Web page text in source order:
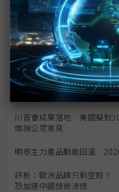
裕隆國產、外銷同步並進
心競爭力與轉型
茂林加速東南亞布局 越南
畫隨後上
川普關稅再退款206億美元
龍數字
川習會成果落地 美國擬對
徵詢公眾意見
明泰主力產品動能回溫
評析：歐洲品牌只剩空殼
恐加速中國技術滲透